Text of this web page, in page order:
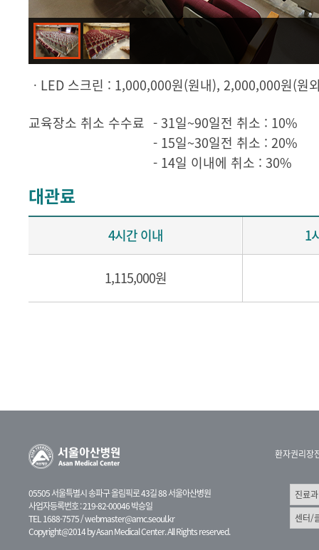
ㆍLED 스크린 : 1,000,000원(원내), 2,000,000원(원
교육장소 취소 수수료 - 31일~90일전 취소 : 10%
- 15일~30일전 취소 : 20%
- 14일 이내에 취소 : 30%
대관료
4시간 이내 1
1,115,000원
05505 서울특별시 송파구 올림픽로 43길 88 서울아산병원
사업자등록번호 : 219-82-00046 박승일
TEL 1688-7575 /webmaster@amc.seoul.kr
Copyright@2014 by Asan Medical Center. All Rights reserved.
환자권리장